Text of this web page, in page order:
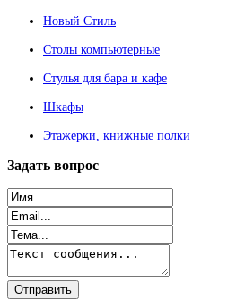
Новый Стиль
Столы компьютерные
Стулья для бара и кафе
Шкафы
Этажерки, книжные полки
Задать вопрос